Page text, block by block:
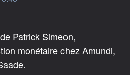
Patrick Simeon,
monétaire chez Amundi,